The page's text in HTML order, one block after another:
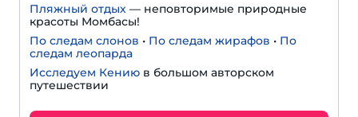
Пляжный отдых — неповторимые природные
красоты Момбасы!
По следам слонов • По следам жирафов • По
следам леопарда
Исследуем Кению в большом авторском
путешествии